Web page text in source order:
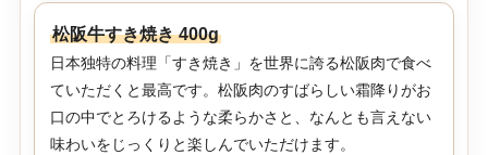
松阪牛すき焼き 400g
日本独特の料理「すき焼き」を世界に誇る松阪肉で食べ
ていただくと最高です。松阪肉のすばらしい霜降りがお
口の中でとろけるような柔らかさと、なんとも言えない
味わいをじっくりと楽しんでいただけます。